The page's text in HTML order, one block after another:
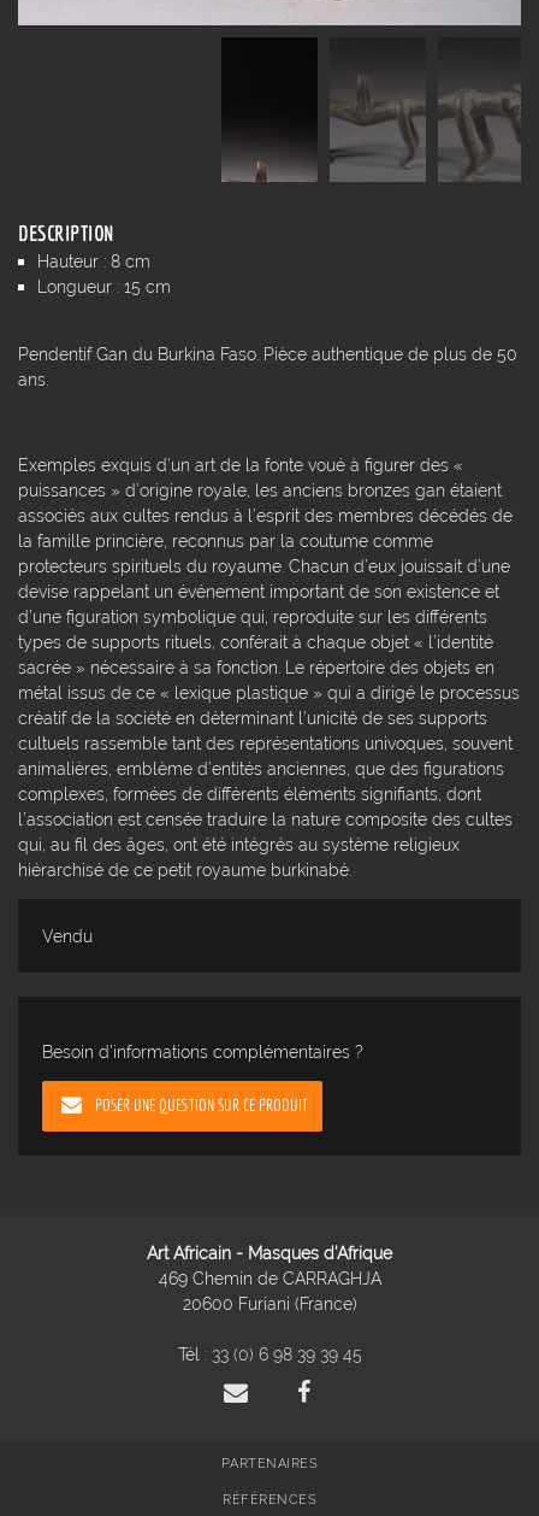
DESCRIPTION
Hauteur : 8 cm
Longueur : 15 cm
Pendentif Gan du Burkina Faso. Pièce authentique de plus de 50
ans.
Exemples exquis d’un art de la fonte voué à figurer des «
puissances » d’origine royale, les anciens bronzes gan étaient
associés aux cultes rendus à l’esprit des membres décédés de
la famille princière, reconnus par la coutume comme
protecteurs spirituels du royaume. Chacun d’eux jouissait d’une
devise rappelant un événement important de son existence et
d’une figuration symbolique qui, reproduite sur les différents
types de supports rituels, conférait à chaque objet « l’identité
sacrée » nécessaire à sa fonction. Le répertoire des objets en
métal issus de ce « lexique plastique » qui a dirigé le processus
créatif de la société en déterminant l’unicité de ses supports
cultuels rassemble tant des représentations univoques, souvent
animalières, emblème d’entités anciennes, que des figurations
complexes, formées de différents éléments signifiants, dont
l’association est censée traduire la nature composite des cultes
qui, au fil des âges, ont été intégrés au système religieux
hiérarchisé de ce petit royaume burkinabé.
Vendu
Besoin d'informations complémentaires ?
POSER UNE QUESTION SUR CE PRODUIT
Art Africain - Masques d'Afrique
469 Chemin de CARRAGHJA
20600 Furiani (France)
Tél : 33 (0) 6 98 39 39 45
PARTENAIRES
RÉFÉRENCES